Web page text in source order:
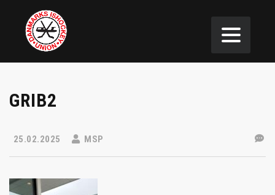
GRIB2
25.02.2025 MSP